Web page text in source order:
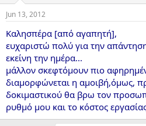
Jun 13, 2012
Καλησπέρα [από αγαπητή],
ευχαριστώ πολύ για την
εκείνη την ημέρα...
μάλλον σκεφτόμουν πιο
διαμορφώνεται η αμοιβή,όμως,
δοκιμαστικού θα βρω τον
ρυθμό μου και το κόστος